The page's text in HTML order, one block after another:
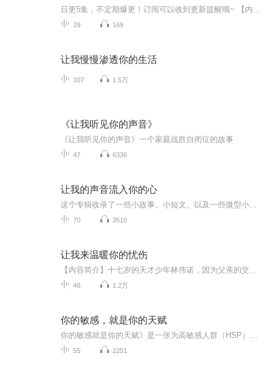
29 169
让我慢慢渗透你的生活
107 1.5万
《让我听见你的声音》
《让我听见你的声音》一个家庭战胜自闭症的故事
47 6336
让我的声音流入你的心
70 3510
让我来温暖你的忧伤
48 1.2万
你的敏感，就是你的天赋
55 2251